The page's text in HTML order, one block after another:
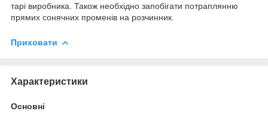
тарі виробника. Також необхідно запобігати потраплянню
прямих сонячних променів на розчинник.
Приховати
Характеристики
Основні